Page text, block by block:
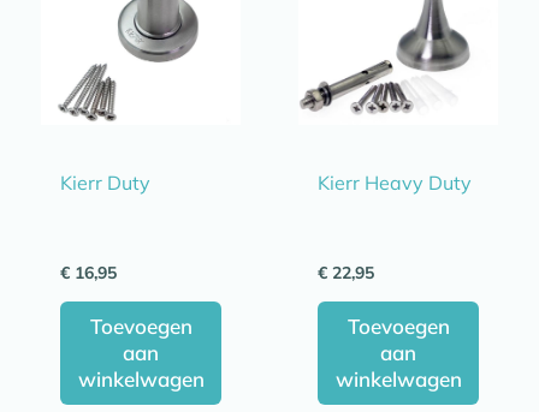
Kierr Duty
€ 16,95
Toevoegen
aan
winkelwagen
Kierr Heavy Duty
€ 22,95
Toevoegen
aan
winkelwagen